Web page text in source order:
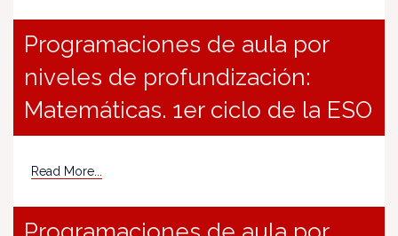
Programaciones de aula por
niveles de profundización:
Matemáticas. 1er ciclo de la ESO
Read More...